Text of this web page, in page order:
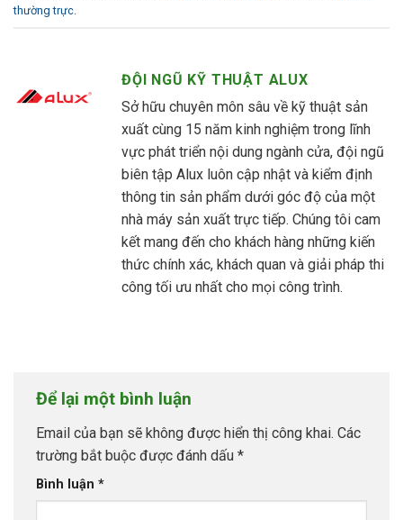
thường trực
ĐỘI NGŨ KỸ THUẬT ALUX
Sở hữu chuyên môn sâu về kỹ thuật sản
xuất cùng 15 năm kinh nghiệm trong lĩnh
vực phát triển nội dung ngành cửa, đội ngũ
biên tập Alux luôn cập nhật và kiểm định
thông tin sản phẩm dưới góc độ của một
nhà máy sản xuất trực tiếp. Chúng tôi cam
kết mang đến cho khách hàng những kiến
thức chính xác, khách quan và giải pháp thi
công tối ưu nhất cho mọi công trình.
Để lại một bình luận
Email của bạn sẽ không được hiển thị công khai. Các
trường bắt buộc được đánh dấu *
Bình luận *